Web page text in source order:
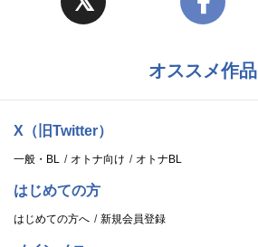
オススメ作品
X（旧Twitter）
一般・BL オトナ向け オトナBL
はじめての方
はじめての方へ 新規会員登録